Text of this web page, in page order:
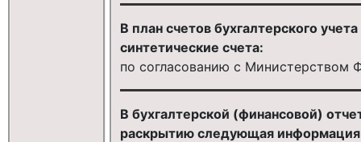
В план счетов бухгалтерского
синтетические счета:
по согласованию с Министерством
В бухгалтерской (финансовой)
раскрытию следующая